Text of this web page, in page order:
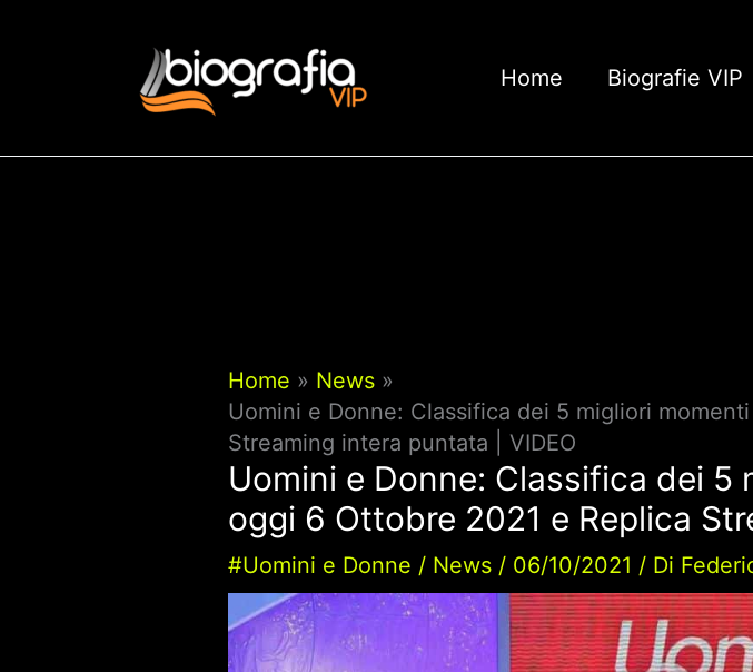
Home Biografie VIP
Home
News
Uomini e Donne: Classifica dei 5 migliori
Streaming intera puntata | VIDEO
Uomini e Donne: Classifica dei
oggi 6 Ottobre 2021 e Replica
#Uomini e Donne / News / 06/10/2021 / Di